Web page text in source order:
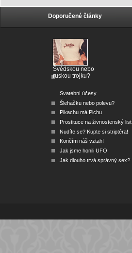
Doporučené články
Švédskou nebo
ruskou trojku?
Svatební účesy
Šlehačku nebo polevu?
Pikachu má Pichu
Prostituce na živnostenský list
Nudíte se? Kupte si striptéra!
Končím náš vztah!
Jak jsme honili UFO
Jak dlouho trvá správný sex?